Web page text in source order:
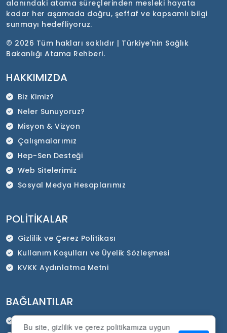
Bu site, gizlilik ve çerez politikamıza uygun
alanındaki atama süreçlerinden mesleki hayata
kadar her aşamada doğru, şeffaf ve kapsamlı bilgi
sunmayı hedefliyoruz.
© 2026 Tüm hakları saklıdır | Türkiye'nin Sağlık
Bakanlığı Atama Rehberi.
HAKKIMIZDA
Biz Kimiz?
Neler Sunuyoruz?
Misyon & Vizyon
Çalışmalarımız
Hep-Sen Desteği
Web Sitelerimiz
Sosyal Medya Hesaplarımız
POLITIKALAR
Gizlilik ve Çerez Politikası
Kullanım Koşulları ve Üyelik Sözleşmesi
KVKK Aydınlatma Metni
BAĞLANTILAR